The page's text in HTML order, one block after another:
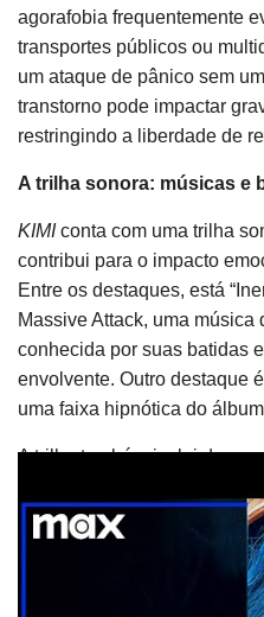
agorafobia frequentemente
transportes públicos ou
um ataque de pânico sem
transtorno pode impactar
restringindo a liberdade de
A trilha sonora: músicas e
KIMIconta com uma trilha
contribui para o impacto
Entre os destaques, está
Massive Attack, uma música
conhecida por suas batidas
envolvente. Outro destaque
uma faixa hipnótica do álbum
A trilha também inclui duas
que trazem profundidade
longa. Além disso,
“Connection”, da banda
diversidade à experiência